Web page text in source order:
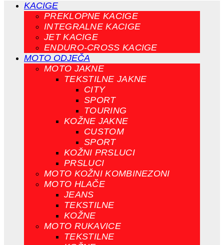
KACIGE
PREKLOPNE KACIGE
INTEGRALNE KACIGE
JET KACIGE
ENDURO-CROSS KACIGE
MOTO ODJEČA
MOTO JAKNE
TEKSTILNE JAKNE
CITY
SPORT
TOURING
KOŽNE JAKNE
CUSTOM
SPORT
KOŽNI PRSLUCI
PRSLUCI
MOTO KOŽNI KOMBINEZONI
MOTO HLAČE
JEANS
TEKSTILNE
KOŽNE
MOTO RUKAVICE
TEKSTILNE